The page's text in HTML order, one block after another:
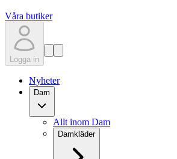
Våra butiker
Logga in
Nyheter
Dam
Allt inom Dam
Damkläder